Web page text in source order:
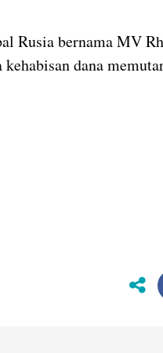
Rusia bernama MV
dana